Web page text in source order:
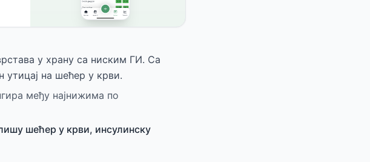
у храну са ниским ГИ. Са
на шећер у крви.
међу најнижима по
шећер у крви, инсулинску